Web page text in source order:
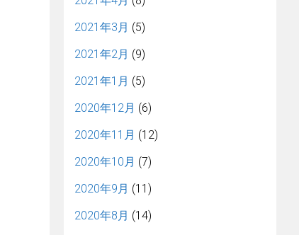
2021年3月 (5)
2021年2月 (9)
2021年1月 (5)
2020年12月 (6)
2020年11月 (12)
2020年10月 (7)
2020年9月 (11)
2020年8月 (14)